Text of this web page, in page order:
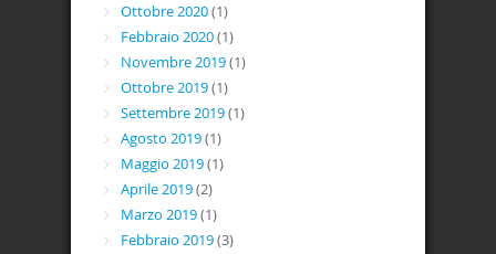
Ottobre 2020(1)
Febbraio 2020(1)
Novembre 2019(1)
Ottobre 2019(1)
Settembre 2019(1)
Agosto 2019(1)
Maggio 2019(1)
Aprile 2019(2)
Marzo 2019(1)
Febbraio 2019(3)